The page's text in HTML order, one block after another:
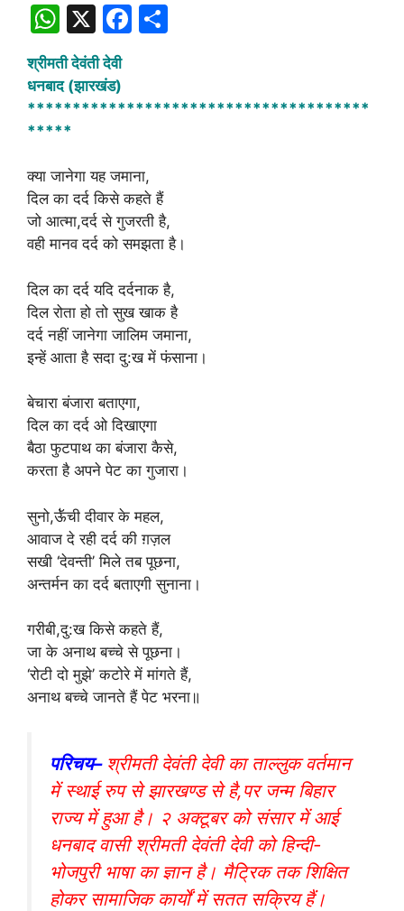
W
h
at
s
A
p
p
X
F
e
o
o
k
e
श्रीमती देवंती देवी
धनबाद (झारखंड)
**************************************
*****
क्या जानेगा यह जमाना,
दिल का दर्द किसे कहते हैं
जो आत्मा,दर्द से गुजरती है,
वही मानव दर्द को समझता है।
दिल का दर्द यदि दर्दनाक है,
दिल रोता हो तो सुख खाक है
दर्द नहीं जानेगा जालिम जमाना,
इन्हें आता है सदा दु:ख में फंसाना।
बेचारा बंजारा बताएगा,
दिल का दर्द ओ दिखाएगा
बैठा फुटपाथ का बंजारा कैसे,
करता है अपने पेट का गुजारा।
सुनो,ऊॅ॑ची दीवार के महल,
आवाज दे रही दर्द की ग़ज़ल
सखी ‘देवन्ती’ मिले तब पूछना,
अन्तर्मन का दर्द बताएगी सुनाना।
गरीबी,दु:ख किसे कहते हैं,
जा के अनाथ बच्चे से पूछना।
‘रोटी दो मुझे’ कटोरे में मांगते हैं,
अनाथ बच्चे जानते हैं पेट भरना॥
परिचय– श्रीमती देवंती देवी का ताल्लुक वर्तमान
में स्थाई रुप से झारखण्ड से है,पर जन्म बिहार
राज्य में हुआ है। २ अक्टूबर को संसार में आई
धनबाद वासी श्रीमती देवंती देवी को हिन्दी-
भोजपुरी भाषा का ज्ञान है। मैट्रिक तक शिक्षित
होकर सामाजिक कार्यों में सतत सक्रिय हैं।